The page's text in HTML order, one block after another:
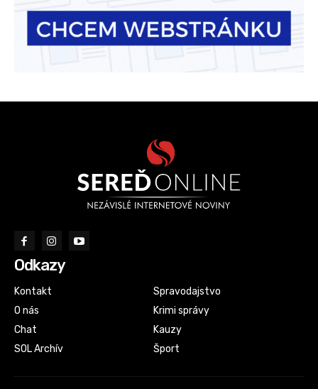
Odkazy
Kontakt
O nás
Chat
SOL Archív
Spravodajstvo
Krimi správy
Kauzy
Šport